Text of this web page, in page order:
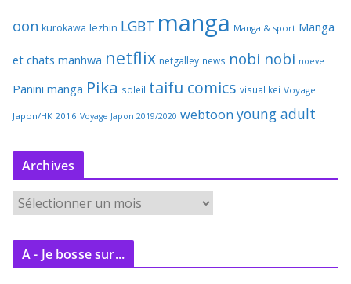
oon kurokawa lezhin LGBT manga Manga & sport Manga
et chats manhwa netflix netgalley news nobi nobi noeve
Panini manga Pika soleil taifu comics visual kei Voyage
Japon/HK 2016 Voyage Japon 2019/2020 webtoon young adult
Archives
r
c
A - Je bosse sur...